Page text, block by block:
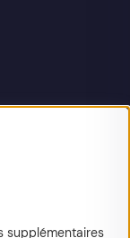
supplémentaires